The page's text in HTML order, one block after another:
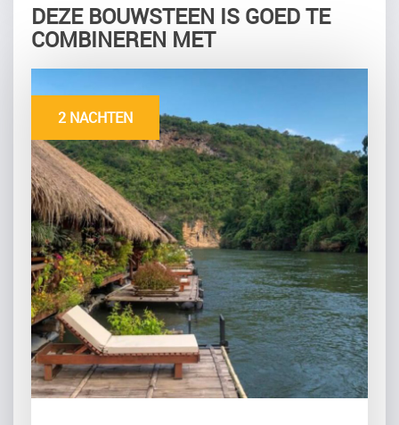
DEZE BOUWSTEEN IS GOED TE
COMBINEREN MET
2 NACHTEN